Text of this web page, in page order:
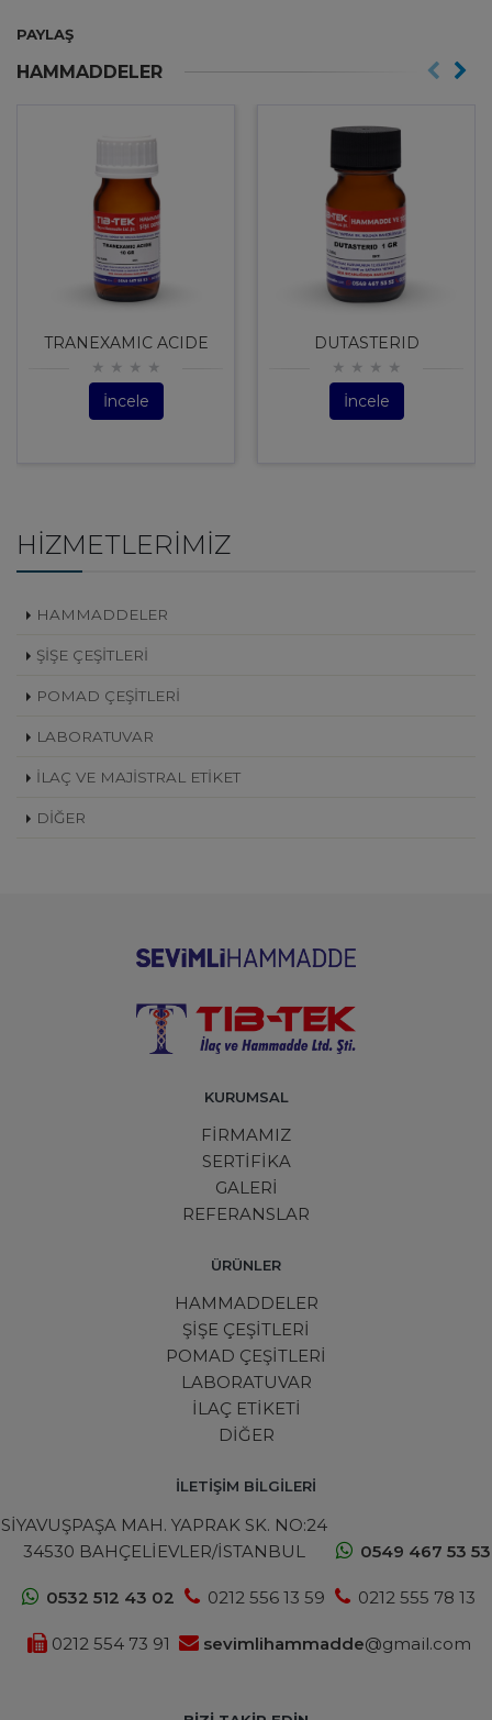
PAYLAŞ
HAMMADDELER
TRANEXAMIC ACIDE
İncele
DUTASTERID
İncele
HIZMETLERIMIZ
HAMMADDELER
ŞİŞE ÇEŞİTLERİ
POMAD ÇEŞİTLERİ
LABORATUVAR
İLAÇ VE MAJİSTRAL ETİKET
DİĞER
KURUMSAL
FİRMAMIZ
SERTİFİKA
GALERİ
REFERANSLAR
ÜRÜNLER
HAMMADDELER
ŞİŞE ÇEŞİTLERİ
POMAD ÇEŞİTLERİ
LABORATUVAR
İLAÇ ETİKETİ
DİĞER
İLETİŞİM BİLGİLERİ
SİYAVUŞPAŞA MAH. YAPRAK SK. NO:24
34530 BAHÇELİEVLER/İSTANBUL
0549 467 53 53
0532 512 43 02 0212 556 13 59 0212 555 78 13
0212 554 73 91 sevimlihammadde@gmail.com